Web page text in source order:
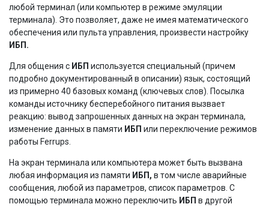
любой терминал (или компьютер в режиме эмуляции
терминала). Это позволяет, даже не имея математического
обеспечения или пульта управления, произвести настройку
ИБП.
Для общения с ИБП используется специальный (причем
подробно документированный в описании) язык, состоящий
из примерно 40 базовых команд (ключевых слов). Посылка
команды источнику бесперебойного питания вызвает
реакцию: вывод запрошенных данных на экран терминала,
изменение данных в памяти ИБП или переключение режимов
работы Ferrups.
На экран терминала или компьютера может быть вызвана
любая информация из памяти ИБП, в том числе аварийные
сообщения, любой из параметров, список параметров. С
помощью терминала можно переключить ИБП в другой